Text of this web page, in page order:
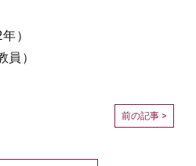
）
）
前の記事 >